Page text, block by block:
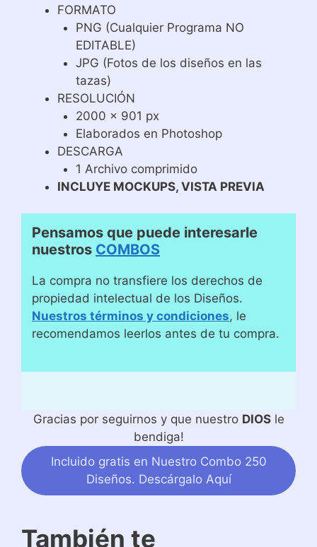
FORMATO
PNG (Cualquier Programa NO
EDITABLE)
JPG (Fotos de los diseños en las
tazas)
RESOLUCIÓN
2000 x 901 px
Elaborados en Photoshop
DESCARGA
1 Archivo comprimido
INCLUYE MOCKUPS, VISTA PREVIA
Pensamos que puede interesarle
nuestros COMBOS
La compra no transfiere los derechos de
propiedad intelectual de los Diseños.
Nuestros términos y condiciones, le
recomendamos leerlos antes de tu compra.
Gracias por seguirnos y que nuestro DIOSle
bendiga!
Incluido gratis en Nuestro Combo 250
Diseños. Descárgalo Aquí
También te